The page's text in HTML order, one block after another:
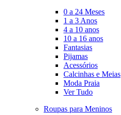
0 a 24 Meses
1 a 3 Anos
4 a 10 anos
10 a 16 anos
Fantasias
Pijamas
Acessórios
Calcinhas e Meias
Moda Praia
Ver Tudo
Roupas para Meninos